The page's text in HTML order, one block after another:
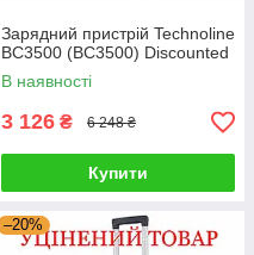
Зарядний пристрій Technoline
BC3500 (BC3500) Discounted
В наявності
3 126 ₴ 6 248 ₴
Купити
–20%